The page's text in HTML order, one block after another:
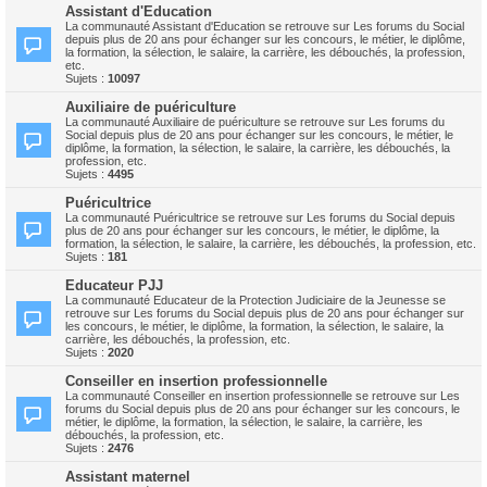
Assistant d'Education
La communauté Assistant d'Education se retrouve sur Les forums du Social
depuis plus de 20 ans pour échanger sur les concours, le métier, le diplôme,
la formation, la sélection, le salaire, la carrière, les débouchés, la profession,
etc.
Sujets : 10097
Auxiliaire de puériculture
La communauté Auxiliaire de puériculture se retrouve sur Les forums du
Social depuis plus de 20 ans pour échanger sur les concours, le métier, le
diplôme, la formation, la sélection, le salaire, la carrière, les débouchés, la
profession, etc.
Sujets : 4495
Puéricultrice
La communauté Puéricultrice se retrouve sur Les forums du Social depuis
plus de 20 ans pour échanger sur les concours, le métier, le diplôme, la
formation, la sélection, le salaire, la carrière, les débouchés, la profession, etc.
Sujets : 181
Educateur PJJ
La communauté Educateur de la Protection Judiciaire de la Jeunesse se
retrouve sur Les forums du Social depuis plus de 20 ans pour échanger sur
les concours, le métier, le diplôme, la formation, la sélection, le salaire, la
carrière, les débouchés, la profession, etc.
Sujets : 2020
Conseiller en insertion professionnelle
La communauté Conseiller en insertion professionnelle se retrouve sur Les
forums du Social depuis plus de 20 ans pour échanger sur les concours, le
métier, le diplôme, la formation, la sélection, le salaire, la carrière, les
débouchés, la profession, etc.
Sujets : 2476
Assistant maternel